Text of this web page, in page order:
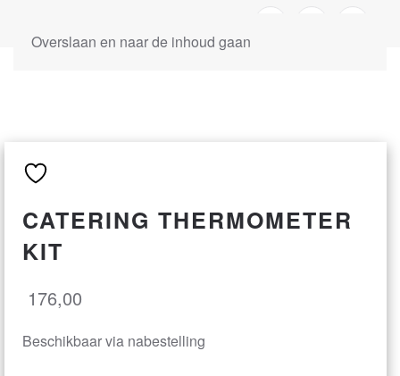
Overslaan en naar de inhoud gaan
CATERING THERMOMETER
KIT
176,00
Beschikbaar via nabestelling